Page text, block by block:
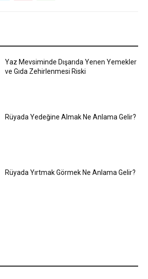
Yaz Mevsiminde Dışarıda Yenen Yemekler
ve Gıda Zehirlenmesi Riski
Rüyada Yedeğine Almak Ne Anlama Gelir?
Rüyada Yırtmak Görmek Ne Anlama Gelir?